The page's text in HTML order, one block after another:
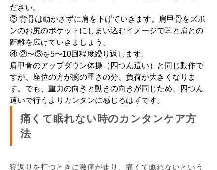
ださい。
③ 背骨は動かさずに肩を下げていきます。肩甲骨をズボ
ンのお尻のポケットにしまい込むイメージで耳と肩との
距離を広げていきましょう。
④ ②〜③を5〜10回程度繰り返します。
肩甲骨のアップダウン体操（四つん這い）と同じ動作で
すが、座位の方が腕の重さの分、負荷が大きくなりま
す。でも、重力の向きと動きの向きが同じため、四つん
這いで行うよりカンタンに感じるはずです。
痛くて眠れない時のカンタンケア方
法
寝返りを打つときに激痛が走り、痛くて眠れないという